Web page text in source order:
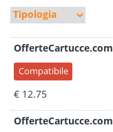
OfferteCartucce.com
Compatibile
€ 12.75
OfferteCartucce.com